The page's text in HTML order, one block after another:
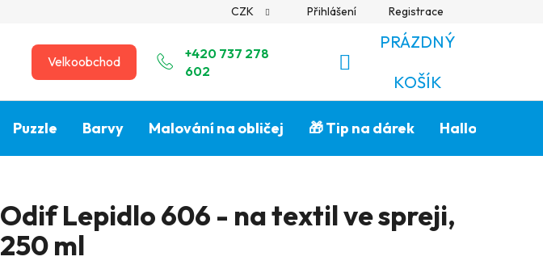
CZK Přihlášení Registrace
Velkoobchod
+420 737 278
602
NÁKUPNÍ
KOŠÍK
PRÁZDNÝ
KOŠÍK
Puzzle Barvy Malování na obličej 🎁 Tip na dárek Halloween🎃
Odif Lepidlo 606 - na textil ve spreji,
250 ml